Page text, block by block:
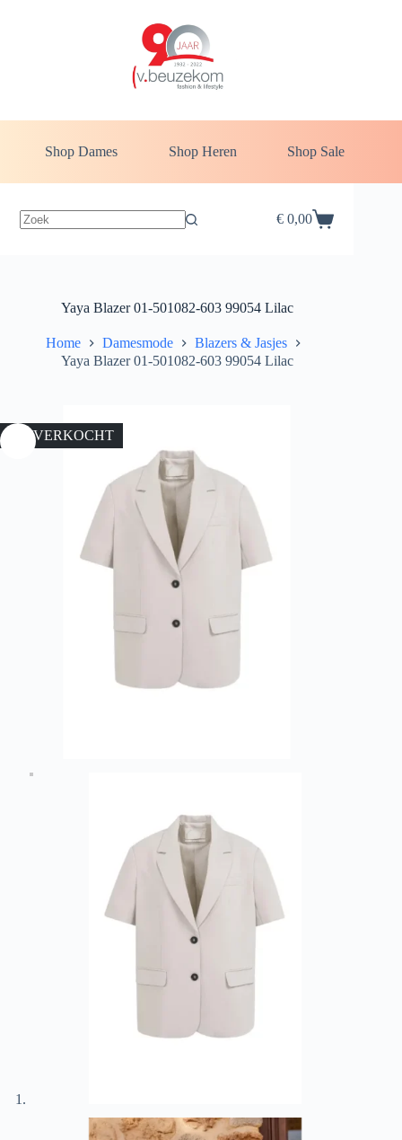
Shop Dames Shop Heren Shop Sale
Winkelwagen
€0,00
Yaya Blazer 01-501082-603 99054 Lilac
Home Damesmode
Blazers & Jasjes
Yaya Blazer 01-501082-603 99054 Lilac
UITVERKOCHT